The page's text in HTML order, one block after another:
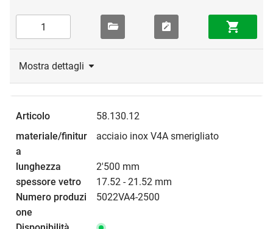
Mostra dettagli
58.130.12
acciaio inox V4A smerigliato
2'500 mm
17.52 - 21.52 mm
5022VA4-2500